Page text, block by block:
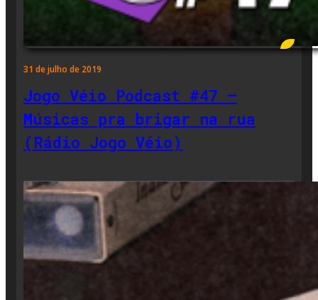
31 de julho de 2019
Jogo Véio Podcast #47 –
Músicas pra brigar na rua
(Rádio Jogo Véio)